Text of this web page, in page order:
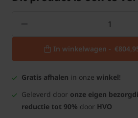
In winkelwagen -
Gratis afhalen in onze winkel!
Geleverd door onze eigen
reductie tot 90% door HVO